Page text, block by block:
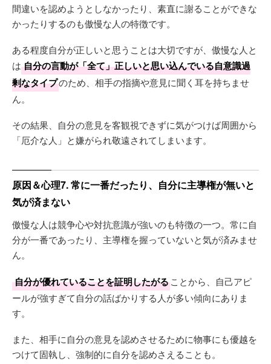
間違いを認めようとしなかったり、素直に謝ることができな
かったりするのも傲慢な人の特徴です。
ある程度自分が正しいと思うことは大切ですが、傲慢な人と
は 自分の言動が「全て」正しいと思い込んでいる自意識過
剰なタイプのため、相手の指摘や意見に聞く耳を持ちませ
ん。
その結果、自分の意見を客観視できずに気がつけば周囲から
「厄介な人」と嫌がられ敬遠されてしまいます。
原因＆心理7. 常に一番だったり、自分に主導権が無いと
気が済まない
傲慢な人は競争心や対抗意識が強いのも特徴の一つ。常に自
分が一番であったり、主導権を握っていないと気が済みませ
ん。
自分が優れていることを証明したがることから、自己アピ
ールが強すぎて自分の話ばかりする人が多い傾向にありま
す。
また、相手に自分の意見を認めさせるために物事にも優越を
つけて固執し、強制的に自分を認めさえることも。